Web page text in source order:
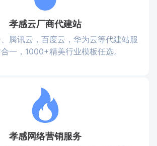
孝感云厂商代建站
腾讯云，百度云，华为云等代建站服
一，1000+精美行业模板任选。
孝感网络营销服务